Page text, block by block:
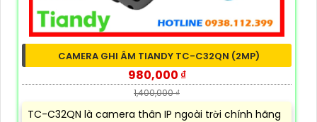
CAMERA GHI ÂM TIANDY TC-C32QN (2MP)
980,000 ₫
1,400,000 ₫
TC-C32QN là camera thân IP ngoài trời chính hãng